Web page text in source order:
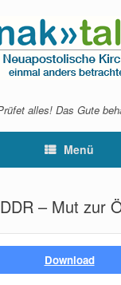
alles! Das Gute
Menü
– Mut zur
Download